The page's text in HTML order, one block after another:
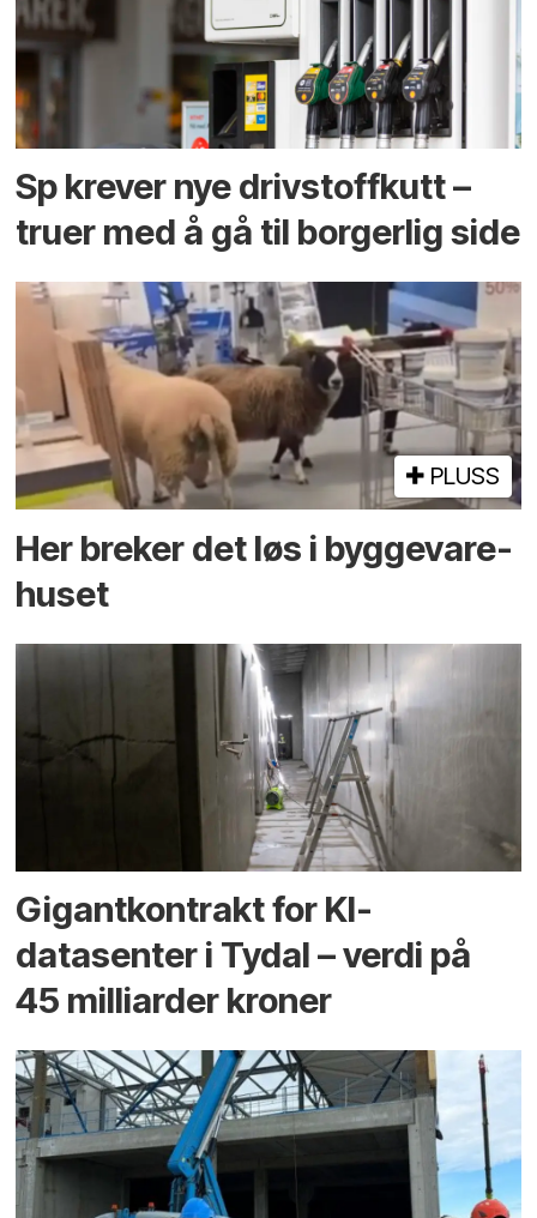
Sp krever nye drivstoffkutt –
truer med å gå til borgerlig side
PLUSS
Her breker det løs i bygge­vare­
huset
Gigantkontrakt for KI-
datasenter i Tydal – verdi på
45 milliarder kroner